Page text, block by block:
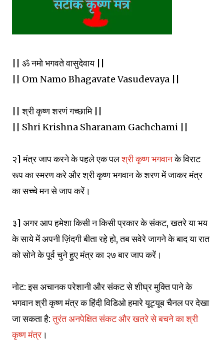
|| ॐ नमो भगवते वासुदेवाय ||
|| Om Namo Bhagavate Vasudevaya ||
|| श्री कृष्ण शरणं गच्छामि ||
|| Shri Krishna Sharanam Gachchami ||
२] मंत्र जाप करने के पहले एक पलश्री कृष्ण भगवानके विराट
रूप का स्मरण करे और श्री कृष्ण भगवान के शरण में जाकर मंत्र
का सच्चे मन से जाप करें।
३] अगर आप हमेशा किसी न किसी प्रकार के संकट, खतरे या भय
के साये में अपनी ज़िंदगी बीता रहे हो, तब सवेरे जागने के बाद या रात
को सोने के पूर्व चुने हुए मंत्र का २७ बार जाप करें।
नोट: इस अचानक परेशानी और संकट से शीघ्र मुक्ति पाने के
भगवान श्री कृष्ण मंत्र क हिंदी विडिओ हमारे यूट्यूब चैनल पर देखा
जा सकता है:तुरंत अनपेक्षित संकट और खतरे से बचने का श्री
कृष्ण मंत्र ।